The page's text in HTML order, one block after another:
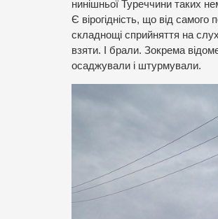
нинішньої Туреччини таких
Є вірогідність, що від
складнощі сприйняття на
взяти. І брали. Зокрема
осаджували і штурмували.